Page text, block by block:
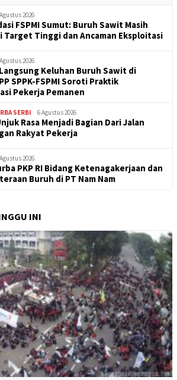
2026
FSPMI Sumut: Buruh Sawit Masih
Target Tinggi dan Ancaman Eksploitasi
2026
Keluhan Buruh Sawit di
SPPK-FSPMI Soroti Praktik
Pekerja Pemanen
SERBI 6 Agustus 2026
Rasa Menjadi Bagian Dari Jalan
Rakyat Pekerja
2026
PKP RI Bidang Ketenagakerjaan dan
Buruh di PT Nam Nam
INI